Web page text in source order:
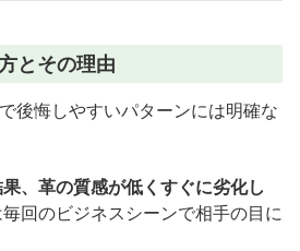
とその理由
後悔しやすいパターンには明確な
、革の質感が低くすぐに劣化し
毎回のビジネスシーンで相手の目に